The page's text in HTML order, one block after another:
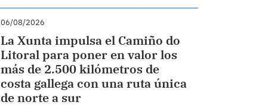
06/08/2026
La Xunta impulsa el Camiño do
Litoral para poner en valor los
más de 2.500 kilómetros de
costa gallega con una ruta única
de norte a sur